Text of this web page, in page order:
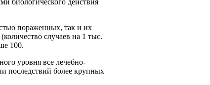
биологического действия
пораженных, так и их
случаев на 1 тыс.
100.
уровня все лечебно-
последствий более крупных